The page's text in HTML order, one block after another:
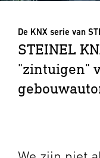
De KNX serie van
STEINEL
"zintuigen"